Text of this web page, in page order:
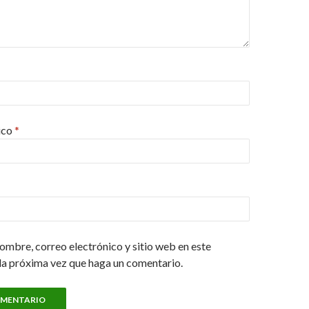
*
correo electrónico y sitio web en este
próxima vez que haga un comentario.